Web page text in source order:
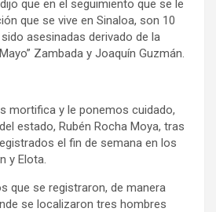
que en el seguimiento que se le
que se vive en Sinaloa, son 10
asesinadas derivado de la
Zambada y Joaquín Guzmán.
mortifica y le ponemos cuidado,
estado, Rubén Rocha Moya, tras
el fin de semana en los
y Elota.
que se registraron, de manera
se localizaron tres hombres